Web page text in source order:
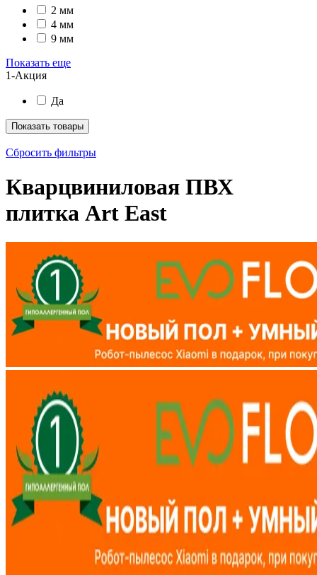
2 мм
4 мм
9 мм
Показать еще
1-Акция
Да
Показать товары
Сбросить фильтры
Кварцвиниловая ПВХ
плитка Art East